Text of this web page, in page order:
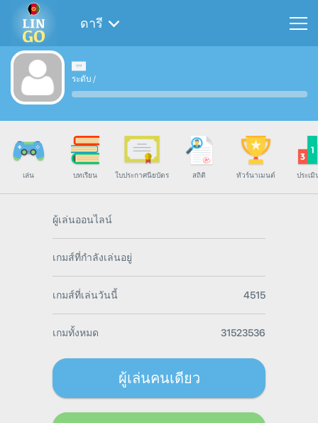
ดารี
ระดับ /
เล่น บทเรียน ใบประกาศนียบัตร สถิติ ทัวร์นาเมนต์ ประเมิ
ผู้เล่นออนไลน์
เกมส์ที่กำลังเล่นอยู่
เกมส์ที่เล่นวันนี้ 4515
เกมทั้งหมด 31523536
ผู้เล่นคนเดียว